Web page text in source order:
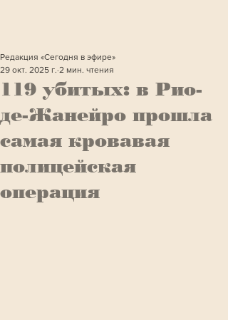
119 убитых: в Рио-
де-Жанейро прошла
самая кровавая
полицейская
операция
Редакция «Сегодня в эфире»
29 окт. 2025 г. 2 мин. чтения